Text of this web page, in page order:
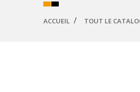
ACCUEIL TOUT LE